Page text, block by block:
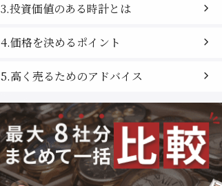
3.投資価値のある時計とは
4.価格を決めるポイント
5.高く売るためのアドバイス